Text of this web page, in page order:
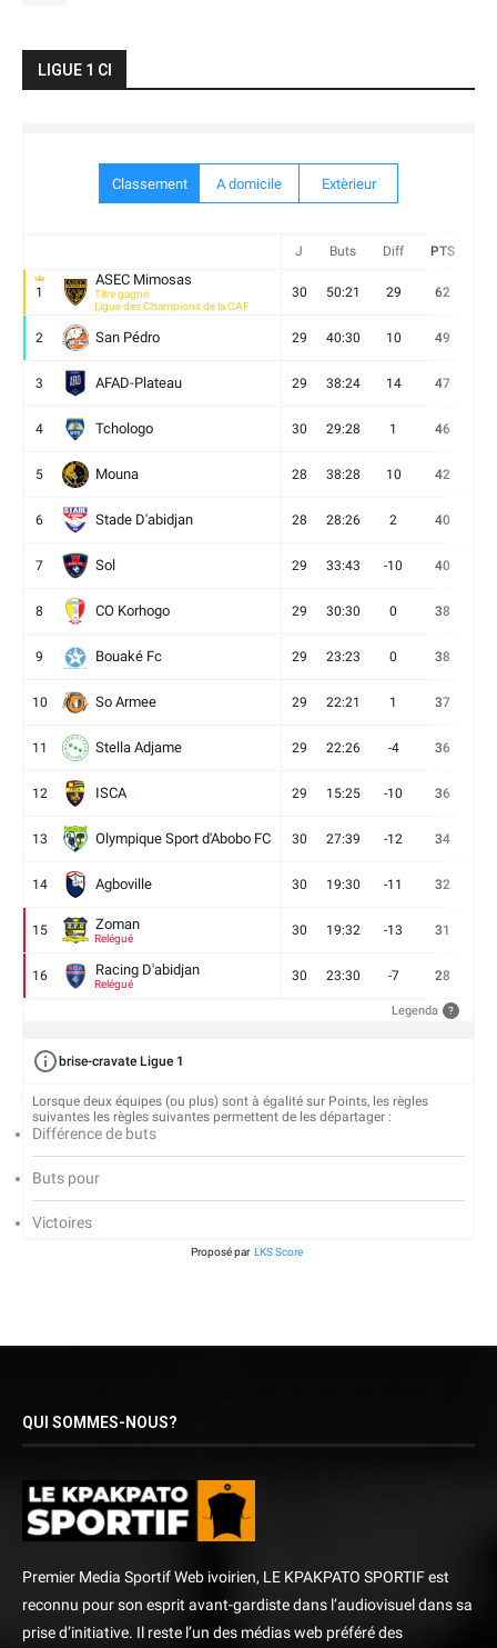
LIGUE 1 CI
Classement A domicile Extèrieur
J Buts Diff PTS
1
ASEC Mimosas
Titre gagné
Ligue des Champions de la CAF
30 50:21 29 62
2 San Pédro 29 40:30 10 49
3 AFAD-Plateau 29 38:24 14 47
4 Tchologo 30 29:28 1 46
5 Mouna 28 38:28 10 42
6 Stade D'abidjan 28 28:26 2 40
7 Sol 29 33:43 -10 40
8 CO Korhogo 29 30:30 0 38
9 Bouaké Fc 29 23:23 0 38
10 So Armee 29 22:21 1 37
11 Stella Adjame 29 22:26 -4 36
12 ISCA 29 15:25 -10 36
13 Olympique Sport d'Abobo FC 30 27:39 -12 34
14 Agboville 30 19:30 -11 32
15 Zoman
Relégué
30 19:32 -13 31
16 Racing D'abidjan
Relégué
30 23:30 -7 28
Legenda ?
brise-cravate Ligue 1
Lorsque deux équipes (ou plus) sont à égalité sur Points, les règles
suivantes les règles suivantes permettent de les départager :
Différence de buts
Buts pour
Victoires
Proposé par LKS Score
QUI SOMMES-NOUS?
Premier Media Sportif Web ivoirien, LE KPAKPATO SPORTIF est
reconnu pour son esprit avant-gardiste dans l’audiovisuel dans sa
prise d’initiative. Il reste l’un des médias web préféré des